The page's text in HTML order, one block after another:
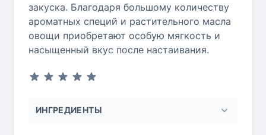
закуска. Благодаря большому количеству
ароматных специй и растительного масла
овощи приобретают особую мягкость и
насыщенный вкус после настаивания.
ИНГРЕДИЕНТЫ